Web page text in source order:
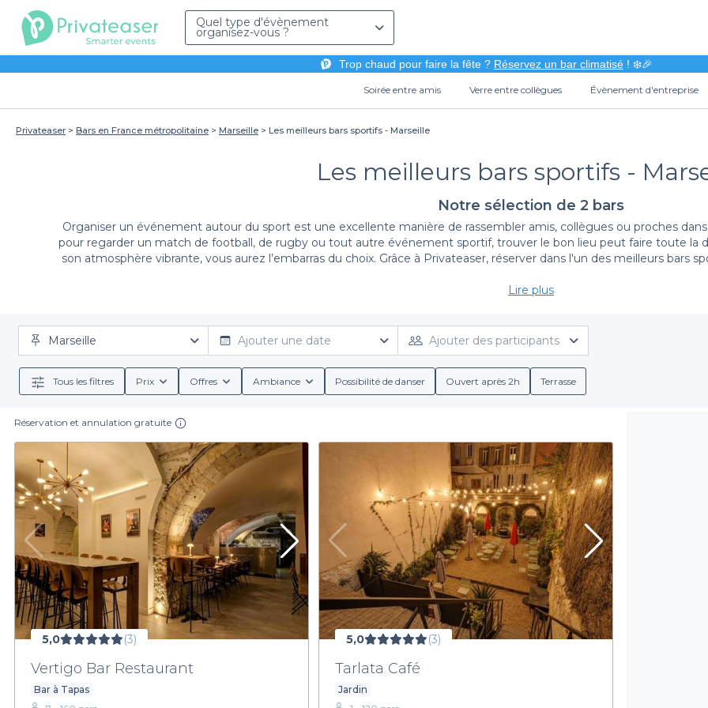
Quel type d'évènement
organisez-vous ?
Trop chaud pour faire la fête ? Réservez un bar climatisé! ❄️🎉
Soirée entre amis Verre entre collègues Évènement d'entreprise
Privateaser Bars en France métropolitaine Marseille Les meilleurs bars sportifs - Marseille
Les meilleurs bars sportifs -
Notre sélection de 2 bars
Organiser un événement autour du sport est une excellente manière de rassembler amis, collègues ou proches
pour regarder un match de football, de rugby ou tout autre événement sportif, trouver le bon lieu peut faire toute la
son atmosphère vibrante, vous aurez l’embarras du choix. Grâce à Privateaser, réserver dans l'un des meilleurs bars
Notre plateforme vous propose unesélection diversifiéede bars sportifs à Marseille, où vous pourrez vivre des
établissements adaptés à tous les goûts et toutes les ambiances, que vous recherchiez un lieu animé pour
afterwork entre amis. Notre engagement est de vous offrir un large éventail d'options, incluant divers types de
événements sportifs.
Réserver votre soirée dans un bar sportif à Marseille n'a jamais été aussi simple. Avec Privateaser, vous pouvez
établissement présente des conditions de réservation détaillées, vous informant sur les offres de nourriture, de
s'y dégagent. Vous aurez ainsi la garantie de trouver le bar qui répond
Venez vivre l'émotion du sport à Marseille grâce à Privateaser. Ne laissez pas le stress de l’organisation vous
maintenant votre expérience dans l’un des meilleurs bars sportifs de la ville. La
Lire plus
Marseille Ajouter une date Ajouter des participants
Tous les filtres Prix Offres Ambiance Possibilité de danser Ouvert après 2h Terrasse
Réservation et annulation gratuite
5,0 (3)
Vertigo Bar Restaurant
Bar à Tapas
5,0 (3)
Tarlata Café
Jardin